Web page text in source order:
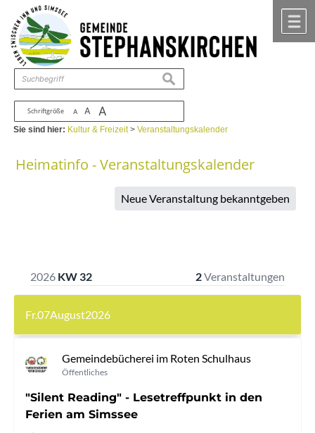
Zum Inhalt ,zur Navigation
Schriftgröße A A A
suchen
Sie sind hier: Kultur & Freizeit>Veranstaltungskalender
Heimatinfo - Veranstaltungskalender